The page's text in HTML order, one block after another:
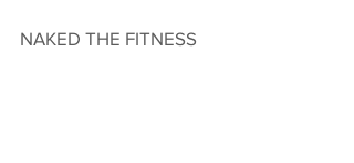
NAKED THE FITNESS